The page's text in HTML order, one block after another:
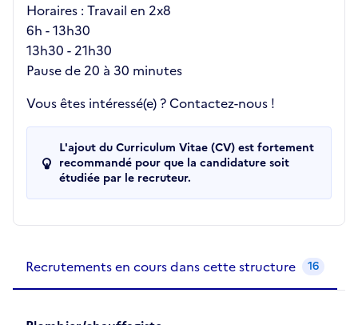
Horaires : Travail en 2x8
6h - 13h30
13h30 - 21h30
Pause de 20 à 30 minutes
Vous êtes intéressé(e) ? Contactez-nous !
L'ajout du Curriculum Vitae (CV) est fortement
recommandé pour que la candidature soit
étudiée par le recruteur.
Recrutements en cours dans cette structure 16